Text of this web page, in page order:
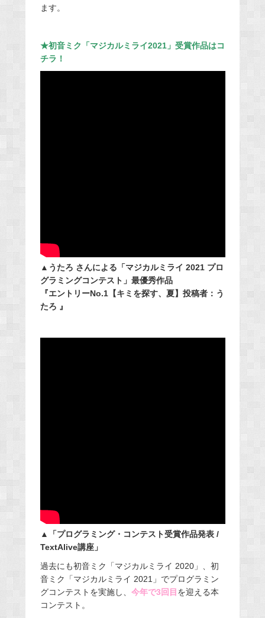
ます。
★初音ミク「マジカルミライ2021」受賞作品はコ
チラ！
▲うたろ さんによる「マジカルミライ 2021 プロ
グラミングコンテスト」最優秀作品
『エントリーNo.1【キミを探す、夏】投稿者：う
たろ 』
▲「プログラミング・コンテスト受賞作品発表 /
TextAlive講座」
過去にも初音ミク「マジカルミライ 2020」、初
音ミク「マジカルミライ 2021」でプログラミン
グコンテストを実施し、 今年で3回目 を迎える本
コンテスト。